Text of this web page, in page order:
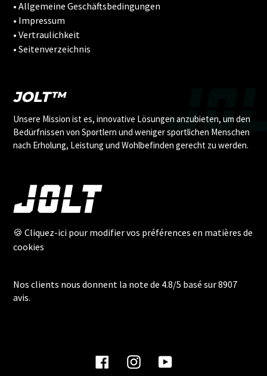
• Allgemeine Geschäftsbedingungen
• Impressum
• Vertraulichkeit
• Seitenverzeichnis
JOLT™
Unsere Mission ist es, innovative Lösungen anzubieten, um den
Bedürfnissen von Sportlern und weniger sportlichen Menschen
nach Erholung, Leistung und Wohlbefinden gerecht zu werden.
🍪 Cliquez-ici pour modifier vos préférences en matières de
cookies
Nos clients nous donnent la note de 4.8/5 basé sur 8907
avis.
FacebookInstagram